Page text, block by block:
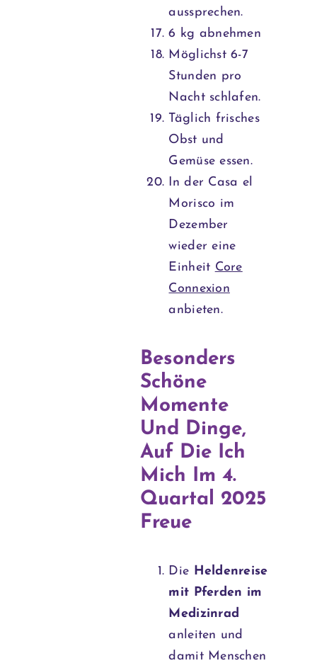
aussprechen.
6 kg abnehmen
Möglichst 6-7
Stunden pro
Nacht schlafen.
Täglich frisches
Obst und
Gemüse essen.
In der Casa el
Morisco im
Dezember
wieder eine
Einheit Core
Connexion
anbieten.
Besonders
Schöne
Momente
Und Dinge,
Auf Die Ich
Mich Im 4.
Quartal 2025
Freue
Die Heldenreise
mit Pferden im
Medizinrad
anleiten und
damit Menschen